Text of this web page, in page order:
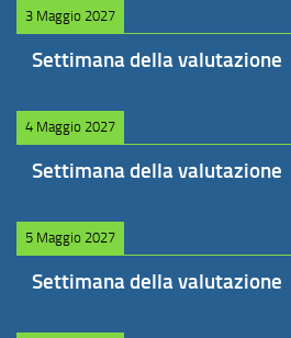
3 Maggio 2027
Settimana della valutazione
4 Maggio 2027
Settimana della valutazione
5 Maggio 2027
Settimana della valutazione